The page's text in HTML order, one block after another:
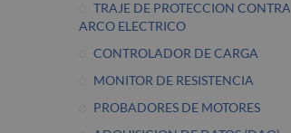
TRAJE DE PROTECCION CONTRA
ARCO ELECTRICO
CONTROLADOR DE CARGA
MONITOR DE RESISTENCIA
PROBADORES DE MOTORES